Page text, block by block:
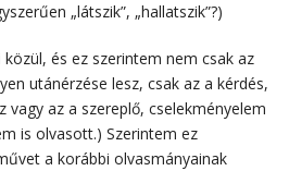
„látszik”, „hallatszik”?)
és ez szerintem nem csak az
utánérzése lesz, csak az a kérdés,
vagy az a szereplő, cselekményelem
is olvasott.) Szerintem ez
a korábbi olvasmányainak